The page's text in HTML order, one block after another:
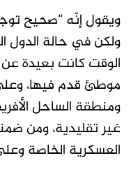
ويقول إنّه “صحيح
ولكن في حالة الدول
الوقت كانت بعيدة عن
موطئ قدم فيها،
ومنطقة الساحل
غير تقليدية، ومن
العسكرية الخاصة